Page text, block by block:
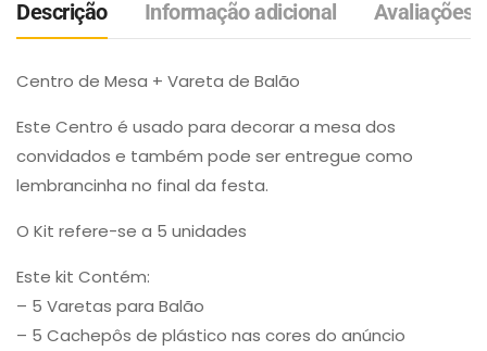
Descrição Informação adicional Avaliações
Centro de Mesa + Vareta de Balão
Este Centro é usado para decorar a mesa dos
convidados e também pode ser entregue como
lembrancinha no final da festa.
O Kit refere-se a 5 unidades
Este kit Contém:
– 5 Varetas para Balão
– 5 Cachepôs de plástico nas cores do anúncio